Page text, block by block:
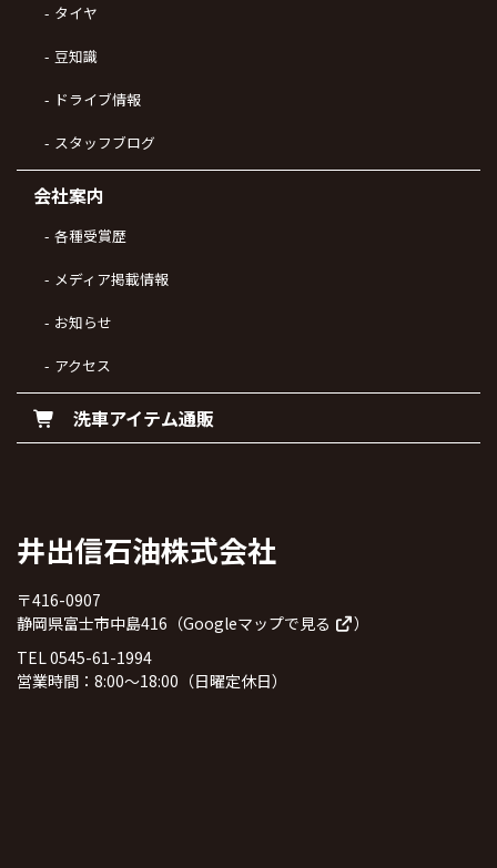
タイヤ
豆知識
ドライブ情報
スタッフブログ
会社案内
各種受賞歴
メディア掲載情報
お知らせ
アクセス
洗車アイテム通販
井出信石油株式会社
〒416-0907
静岡県富士市中島416（Googleマップで見る
）
TEL 0545-61-1994
営業時間：8:00～18:00（日曜定休日）